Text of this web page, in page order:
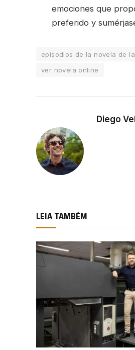
emociones que
preferido y
episodios de la novela de
ver novela online
Diego
LEIA TAMBÉM